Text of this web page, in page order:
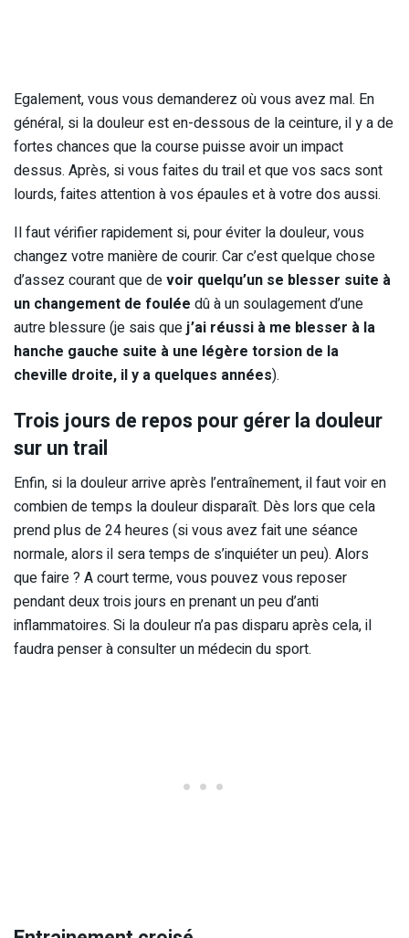
Egalement, vous vous demanderez où vous avez mal. En
général, si la douleur est en-dessous de la ceinture, il y a de
fortes chances que la course puisse avoir un impact
dessus. Après, si vous faites du trail et que vos sacs sont
lourds, faites attention à vos épaules et à votre dos aussi.
Il faut vérifier rapidement si, pour éviter la douleur, vous
changez votre manière de courir. Car c’est quelque chose
d’assez courant que devoir quelqu’un se blesser suite à
un changement de foulée dû à un soulagement d’une
autre blessure (je sais quej’ai réussi à me blesser à la
hanche gauche suite à une légère torsion de la
cheville droite, il y a quelques années).
Trois jours de repos pour gérer la douleur
sur un trail
Enfin, si la douleur arrive après l’entraînement, il faut voir en
combien de temps la douleur disparaît. Dès lors que cela
prend plus de 24 heures (si vous avez fait une séance
normale, alors il sera temps de s’inquiéter un peu). Alors
que faire ? A court terme, vous pouvez vous reposer
pendant deux trois jours en prenant un peu d’anti
inflammatoires. Si la douleur n’a pas disparu après cela, il
faudra penser à consulter un médecin du sport.